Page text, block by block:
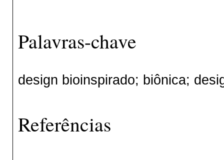
Palavras-chave
design bioinspirado; biônica;
Referências